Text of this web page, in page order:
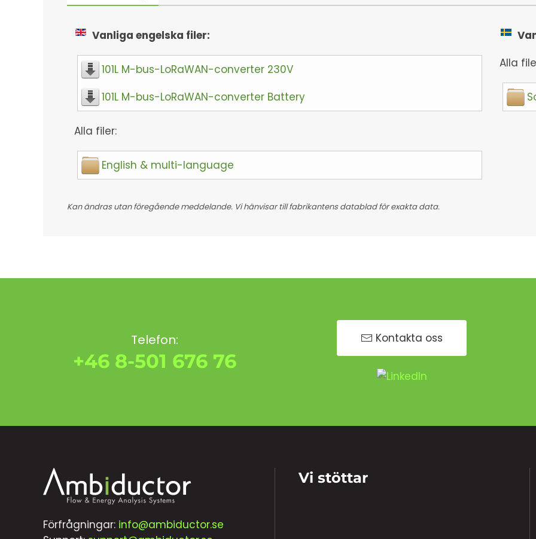
Vanliga engelska filer:
101L M-bus-LoRaWAN-converter 230V
101L M-bus-LoRaWAN-converter Battery
Alla filer:
English & multi-language
Alla
Kan ändras utan föregående meddelande. Vi hänvisar till fabrikantens datablad för exakta data.
Telefon:
+46 8-501 676 76
Kontakta oss
Förfrågningar: info@ambiductor.se
Vi stöttar